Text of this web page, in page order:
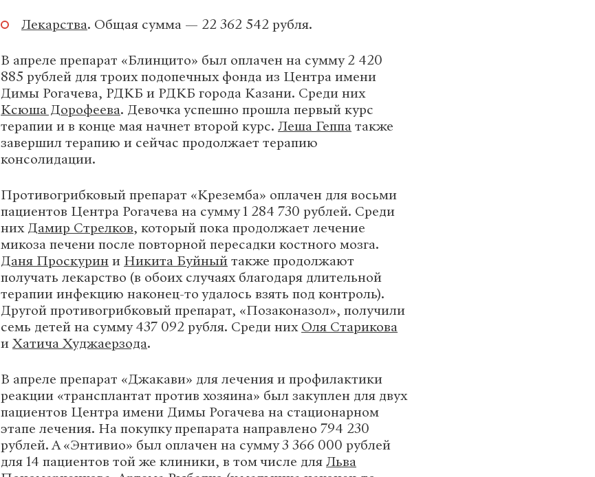
Лекарства. Общая сумма — 22 362 542 рубля.
В апреле препарат «Блинцито» был оплачен на сумму 2 420
885 рублей для троих подопечных фонда из Центра имени
Димы Рогачева, РДКБ и РДКБ города Казани. Среди них
Ксюша Дорофеева. Девочка успешно прошла первый курс
терапии и в конце мая начнет второй курс. Леша Геппатакже
завершил терапию и сейчас продолжает терапию
консолидации.
Противогрибковый препарат «Креземба» оплачен для восьми
пациентов Центра Рогачева на сумму 1 284 730 рублей. Среди
нихДамир Стрелков, который пока продолжает лечение
микоза печени после повторной пересадки костного мозга.
Даня Проскурини Никита Буйныйтакже продолжают
получать лекарство (в обоих случаях благодаря длительной
терапии инфекцию наконец-то удалось взять под контроль).
Другой противогрибковый препарат, «Позаконазол», получили
семь детей на сумму 437 092 рубля. Среди нихОля Старикова
иХатича Худжаерзода.
В апреле препарат «Джакави» для лечения и профилактики
реакции «трансплантат против хозяина» был закуплен для двух
пациентов Центра имени Димы Рогачева на стационарном
этапе лечения. На покупку препарата направлено 794 230
рублей. А «Энтивио» был оплачен на сумму 3 366 000 рублей
для 14 пациентов той же клиники, в том числе дляЛьва